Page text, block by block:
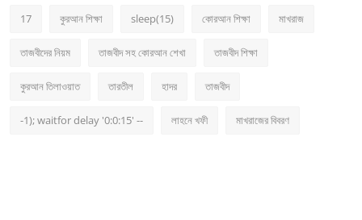
17 কুরআন শিক্ষা sleep(15) কোরআন শিক্ষা মাখরাজ
তাজবীদের নিয়ম তাজবীদ সহ কোরআন শেখা তাজবীদ শিক্ষা
কুরআন তিলাওয়াত তারতীল হাদর তাজবীদ
-1); waitfor delay '0:0:15' -- লাহনে খফী মাখরাজের বিবরণ